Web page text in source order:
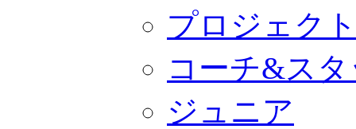
プロジェク
コーチ&ス
ジュニア